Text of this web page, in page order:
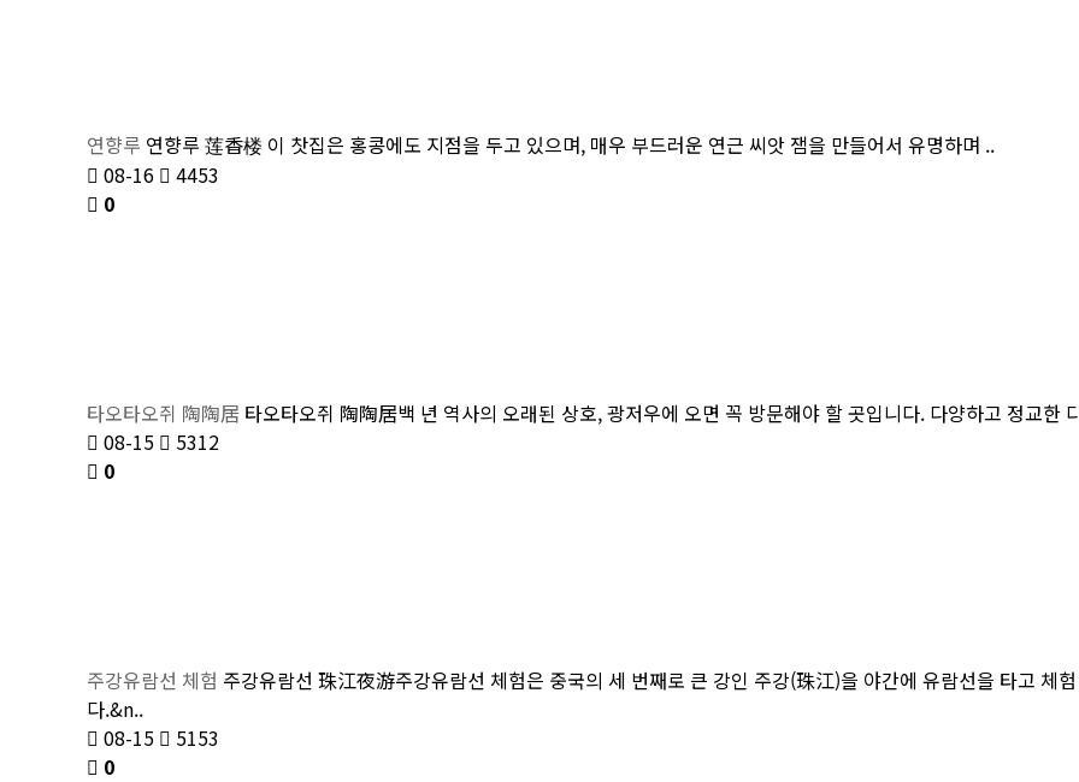
연향루 연향루 莲香楼 이 찻집은 홍콩에도 지점을 두고 있으며, 매우 부드러운 연근 씨앗 잼을 만들어서 유명하며 ..
08-16
4453
0
타오타오쥐 陶陶居 타오타오쥐 陶陶居백 년 역사의 오래된 상호, 광저우에 오면 꼭 방문해야 할 곳입니다. 다양하고 정교한
08-15
5312
0
주강유람선 체험 주강유람선 珠江夜游주강유람선 체험은 중국의 세 번째로 큰 강인 주강(珠江)을 야간에 유람선을 타고 체
다.&n..
08-15
5153
0